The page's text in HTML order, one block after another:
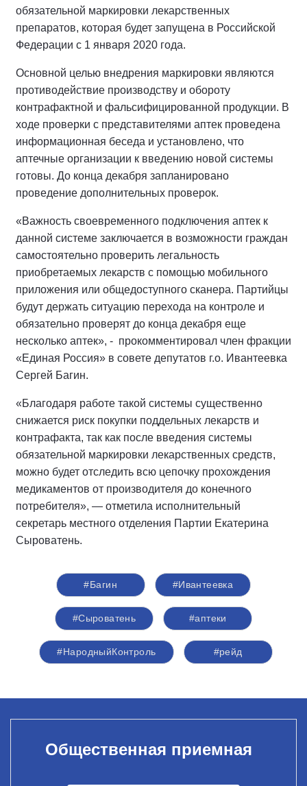
обязательной маркировки лекарственных
препаратов, которая будет запущена в Российской
Федерации с 1 января 2020 года.
Основной целью внедрения маркировки являются
противодействие производству и обороту
контрафактной и фальсифицированной продукции. В
ходе проверки с представителями аптек проведена
информационная беседа и установлено, что
аптечные организации к введению новой системы
готовы. До конца декабря запланировано
проведение дополнительных проверок.
«Важность своевременного подключения аптек к
данной системе заключается в возможности граждан
самостоятельно проверить легальность
приобретаемых лекарств с помощью мобильного
приложения или общедоступного сканера. Партийцы
будут держать ситуацию перехода на контроле и
обязательно проверят до конца декабря еще
несколько аптек», - прокомментировал член фракции
«Единая Россия» в совете депутатов г.о. Ивантеевка
Сергей Багин.
«Благодаря работе такой системы существенно
снижается риск покупки поддельных лекарств и
контрафакта, так как после введения системы
обязательной маркировки лекарственных средств,
можно будет отследить всю цепочку прохождения
медикаментов от производителя до конечного
потребителя», — отметила исполнительный
секретарь местного отделения Партии Екатерина
Сыроватень.
#Багин #Ивантеевка
#Сыроватень #аптеки
#НародныйКонтроль #рейд
Общественная приемная